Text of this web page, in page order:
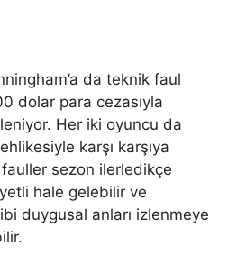
da teknik faul
dolar para cezasıyla
Her iki oyuncu da
karşı karşıya
sezon ilerledikçe
hale gelebilir ve
duygusal anları izlenmeye